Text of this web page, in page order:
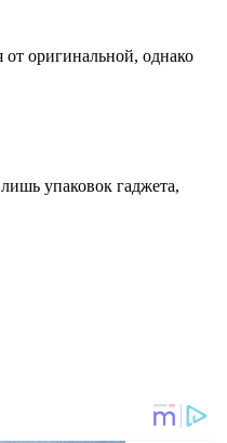
оригинальной, однако
упаковок гаджета,